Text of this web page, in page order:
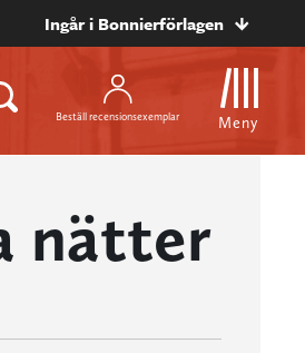
Ingår i Bonnierförlagen
Beställ recensionsexemplar Meny
nätter